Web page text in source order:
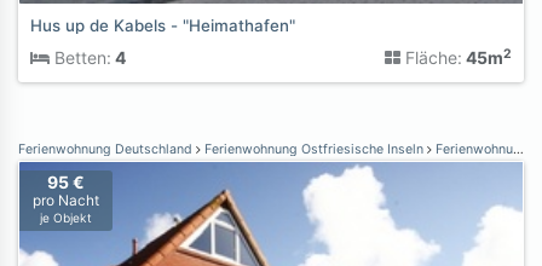
Hus up de Kabels - "Heimathafen"
Betten: 4 Fläche: 45m2
Ferienwohnung Deutschland Ferienwohnung Ostfriesische Inseln Ferienwohnung Borkum
95 €
pro Nacht
je Objekt